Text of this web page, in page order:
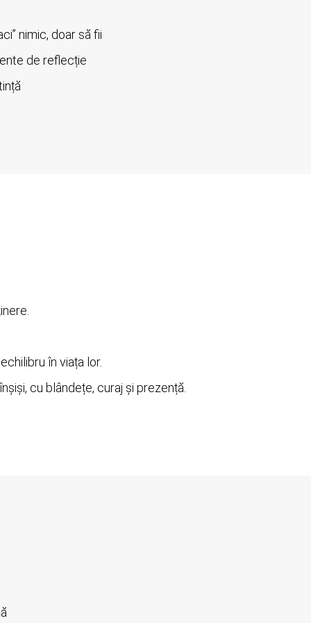
nimic, doar să fii
de reflecție
în viața lor.
cu blândețe, curaj și prezență.